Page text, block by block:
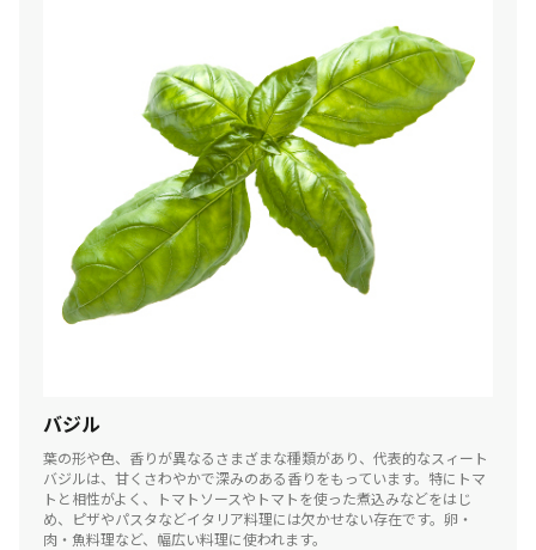
バジル
葉の形や色、香りが異なるさまざまな種類があり、代表的なスィート
バジルは、甘くさわやかで深みのある香りをもっています。特にトマ
トと相性がよく、トマトソースやトマトを使った煮込みなどをはじ
め、ピザやパスタなどイタリア料理には欠かせない存在です。卵・
肉・魚料理など、幅広い料理に使われます。